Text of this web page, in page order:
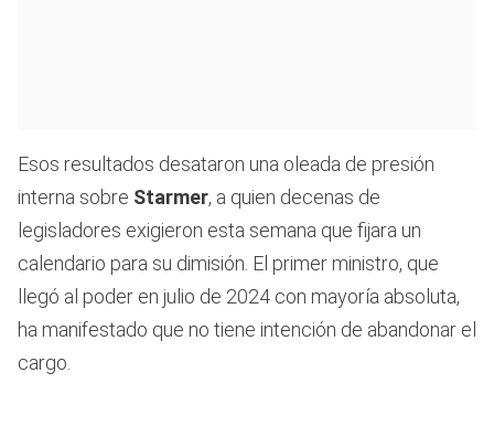
Esos resultados desataron una oleada de presión
interna sobre Starmer, a quien decenas de
legisladores exigieron esta semana que fijara un
calendario para su dimisión. El primer ministro, que
llegó al poder en julio de 2024 con mayoría absoluta,
ha manifestado que no tiene intención de abandonar el
cargo.